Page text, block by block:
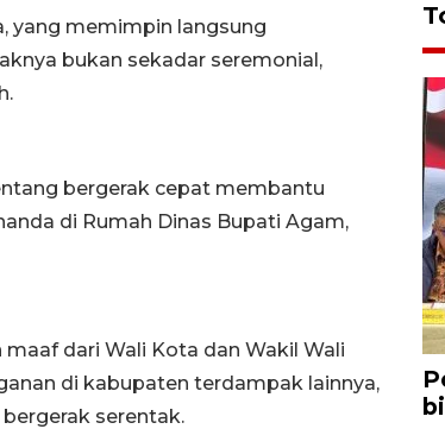
yang memimpin langsung
bukan sekadar seremonial,
bergerak cepat membantu
di Rumah Dinas Bupati Agam,
dari Wali Kota dan Wakil Wali
di kabupaten terdampak lainnya,
serentak.